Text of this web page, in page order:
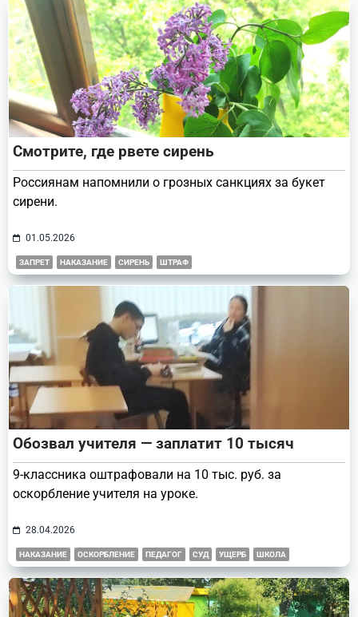
Смотрите, где рвете сирень
Россиянам напомнили о грозных санкциях за букет
сирени.
01.05.2026
ЗАПРЕТ НАКАЗАНИЕ СИРЕНЬ ШТРАФ
Обозвал учителя — заплатит 10 тысяч
9-классника оштрафовали на 10 тыс. руб. за
оскорбление учителя на уроке.
28.04.2026
НАКАЗАНИЕ ОСКОРБЛЕНИЕ ПЕДАГОГ СУД УЩЕРБ ШКОЛА